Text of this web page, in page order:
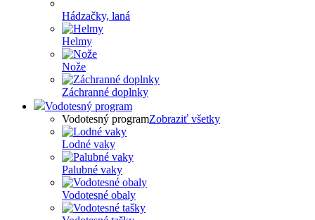
Hádzačky, laná
Helmy
Nože
Záchranné doplnky
Vodotesný program
Vodotesný programZobraziť všetky
Lodné vaky
Palubné vaky
Vodotesné obaly